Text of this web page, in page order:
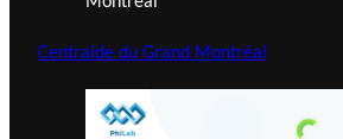
Centraide du Grand Montréal